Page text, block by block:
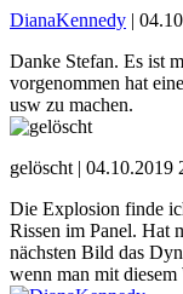
DianaKennedy |
Danke Stefan. Es ist
vorgenommen hat
usw zu machen.
gelöscht | 04.10.2019
Die Explosion finde
Rissen im Panel. Hat
nächsten Bild das
wenn man mit